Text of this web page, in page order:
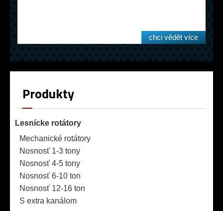
chci vědět více
Produkty
Lesnícke rotátory
Mechanické rotátory
Nosnosť 1-3 tony
Nosnosť 4-5 tony
Nosnosť 6-10 ton
Nosnosť 12-16 ton
S extra kanálom